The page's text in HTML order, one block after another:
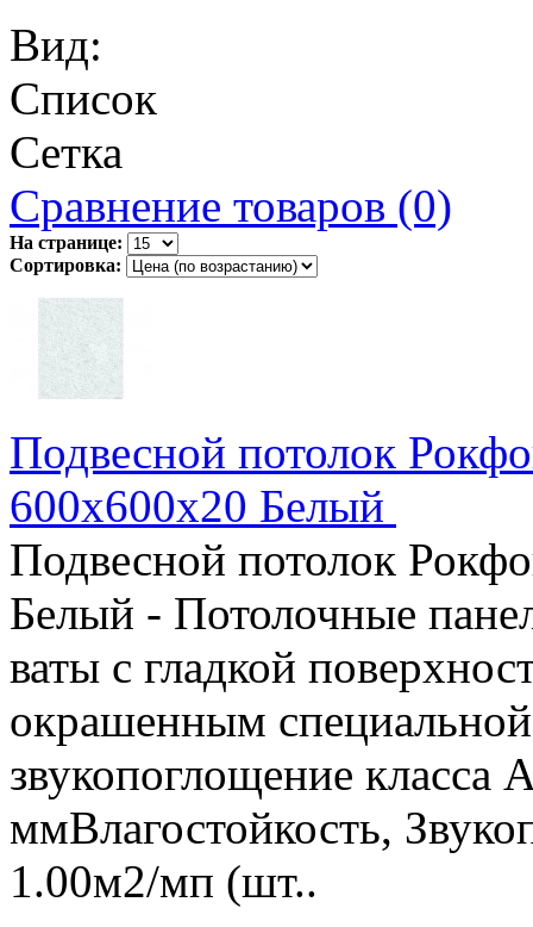
Вид:
Список
Сетка
Сравнение товаров (0)
На странице:
Сортировка:
Подвесной потолок
600x600x20 Белый
Подвесной потолок
Белый - Потолочные
ваты c гладкой
окрашенным специальной
звукопоглощение класса
ммВлагостойкость,
1.00м2/мп (шт..